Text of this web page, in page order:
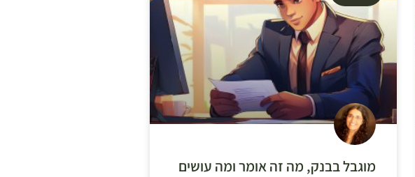
מוגבל בבנק, מה זה אומר ומה עושים